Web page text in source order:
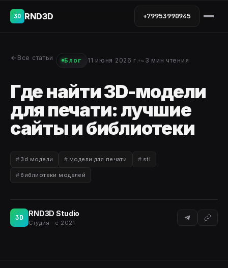
3D RND3D +79953990945
Все статьи Блог 11 июня 2026 г. ~3 мин чтения
Где найти 3D-модели
для печати: лучшие
сайты и библиотеки
3d модели модели для печати stl
библиотеки моделей
3D RND3D Studio
Студия · с 2021